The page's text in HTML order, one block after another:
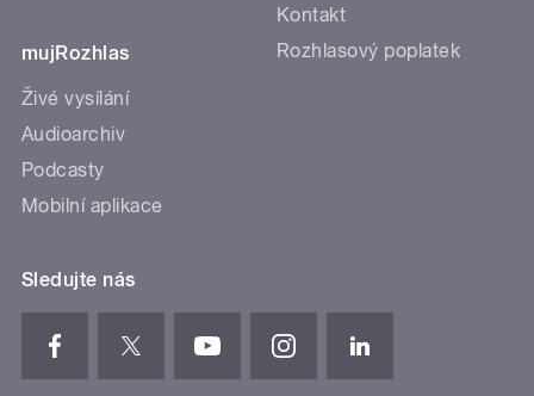
mujRozhlas
Živé vysílání
Audioarchiv
Podcasty
Mobilní aplikace
Kontakt
Rozhlasový poplatek
Sledujte nás